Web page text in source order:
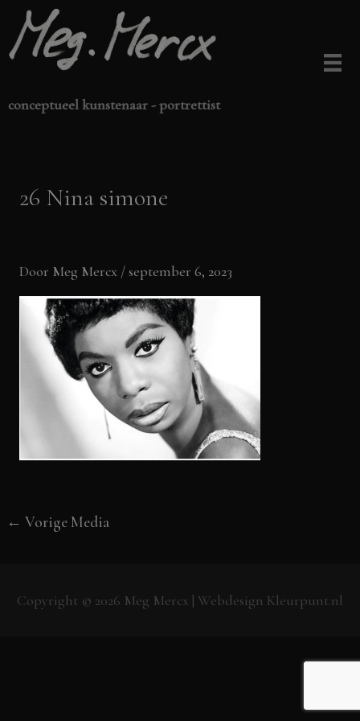
naar
de
conceptueel kunstenaar - portrettist
26 Nina simone
Door Meg Mercx /september 6, 2023
← Vorige Media
Copyright © 2026 Meg Mercx | Webdesign Kleurpunt.nl